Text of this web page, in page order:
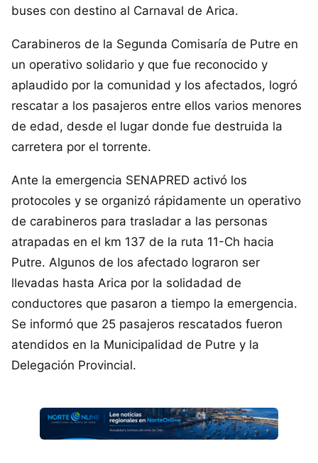
buses con destino al Carnaval de Arica.
Carabineros de la Segunda Comisaría de Putre en
un operativo solidario y que fue reconocido y
aplaudido por la comunidad y los afectados, logró
rescatar a los pasajeros entre ellos varios menores
de edad, desde el lugar donde fue destruida la
carretera por el torrente.
Ante la emergencia SENAPRED activó los
protocoles y se organizó rápidamente un operativo
de carabineros para trasladar a las personas
atrapadas en el km 137 de la ruta 11-Ch hacia
Putre. Algunos de los afectado lograron ser
llevadas hasta Arica por la solidadad de
conductores que pasaron a tiempo la emergencia.
Se informó que 25 pasajeros rescatados fueron
atendidos en la Municipalidad de Putre y la
Delegación Provincial.